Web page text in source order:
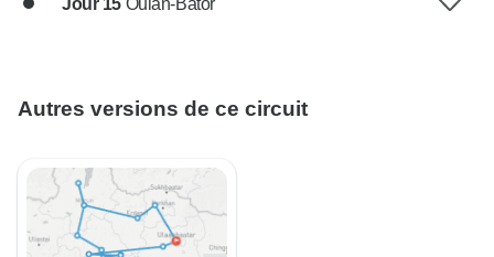
Jour 15 Oulan-Bator
Autres versions de ce circuit